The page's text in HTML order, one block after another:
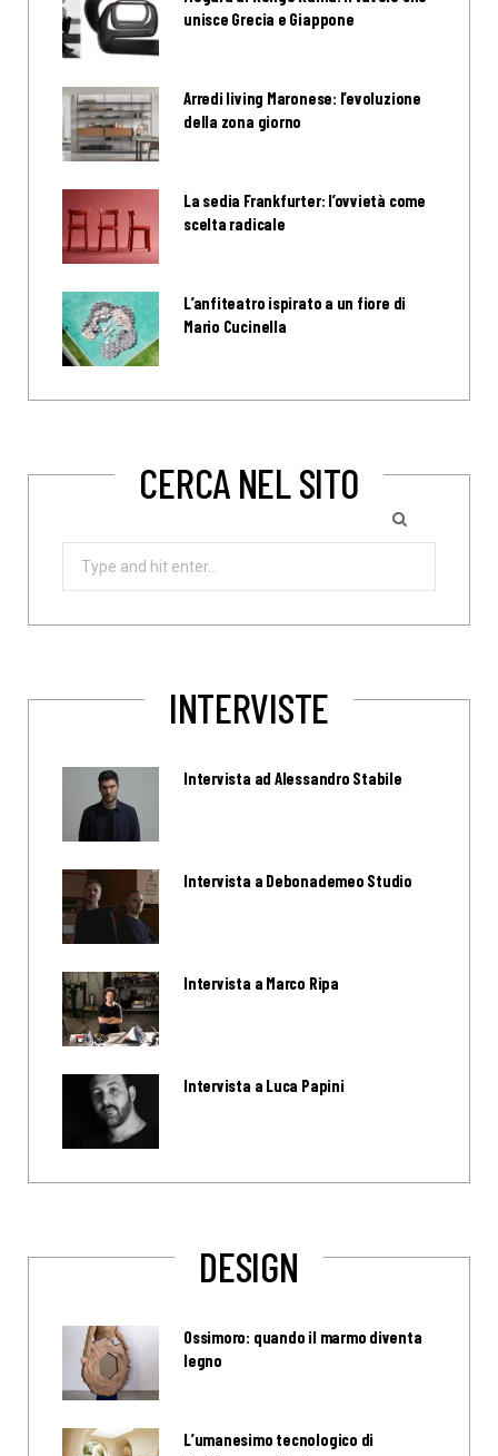
unisce Grecia e Giappone
Arredi living Maronese: l’evoluzione
della zona giorno
La sedia Frankfurter: l’ovvietà come
scelta radicale
L’anfiteatro ispirato a un fiore di
Mario Cucinella
CERCA NEL SITO
INTERVISTE
Intervista ad Alessandro Stabile
Intervista a Debonademeo Studio
Intervista a Marco Ripa
Intervista a Luca Papini
DESIGN
Ossimoro: quando il marmo diventa
legno
L’umanesimo tecnologico di